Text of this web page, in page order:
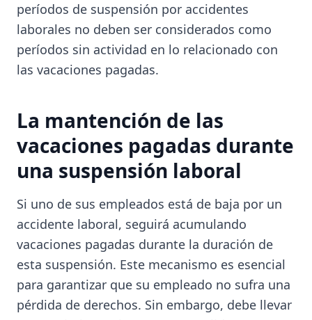
períodos de suspensión por accidentes
laborales no deben ser considerados como
períodos sin actividad en lo relacionado con
las vacaciones pagadas.
La mantención de las
vacaciones pagadas durante
una suspensión laboral
Si uno de sus empleados está de baja por un
accidente laboral, seguirá acumulando
vacaciones pagadas durante la duración de
esta suspensión. Este mecanismo es esencial
para garantizar que su empleado no sufra una
pérdida de derechos. Sin embargo, debe llevar